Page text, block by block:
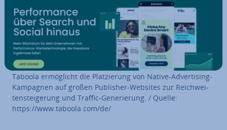
Taboola er­mög­licht die Plat­zie­rung von Native-Ad­ver­ti­sing-
Kampagnen auf großen Publisher-Websites zur Reich­wei­
ten­stei­ge­rung und Traffic-Ge­ne­rie­rung. / Quelle:
https://www.taboola.com/de/